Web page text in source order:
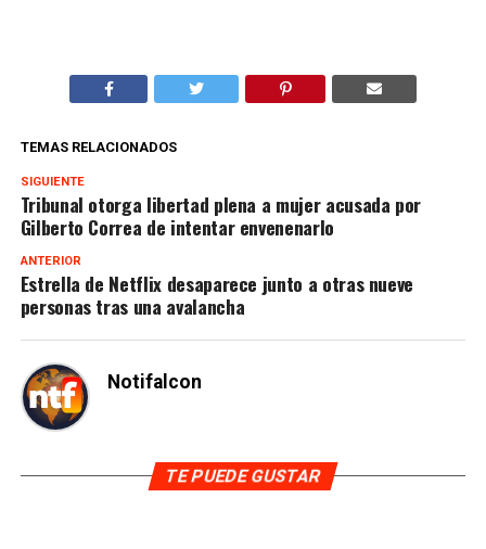
TEMAS RELACIONADOS
SIGUIENTE
Tribunal otorga libertad plena a mujer acusada por
Gilberto Correa de intentar envenenarlo
ANTERIOR
Estrella de Netflix desaparece junto a otras nueve
personas tras una avalancha
Notifalcon
TE PUEDE GUSTAR